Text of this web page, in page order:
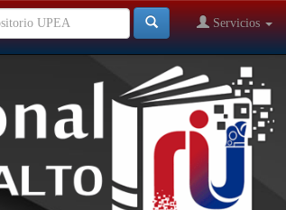
Servicios